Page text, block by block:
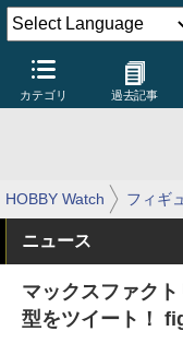
カテゴリ 過去記事
HOBBY Watch フィギ
ニュース
マックスファク
型をツイート！